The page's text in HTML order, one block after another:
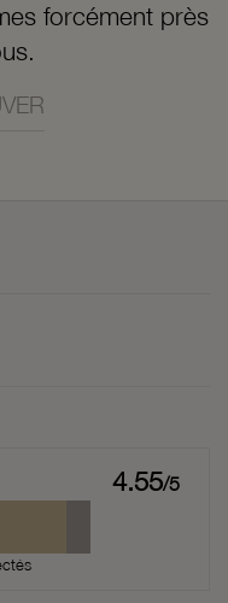
forcément près
4.55/5